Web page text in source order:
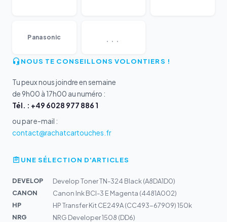
Panasonic ...
NOUS TE CONSEILLONS VOLONTIERS !
Tu peux nous joindre en semaine
de 9h00 à 17h00 au numéro :
Tél. : +49 6028 977 886 1
ou par e-mail :
contact@rachatcartouches.fr
UNE SÉLECTION D'ARTICLES
DEVELOP
Develop Toner TN-324 Black (A8DA1D0)
CANON
Canon Ink BCI-3 E Magenta (4481A002)
HP
HP Transfer Kit CE249A (CC493-67909) 150k
NRG
NRG Developer 1508 (DD6)